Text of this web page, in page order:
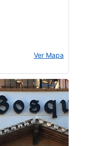
Ver Mapa